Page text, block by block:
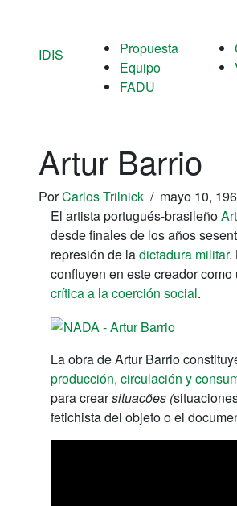
IDIS
Propuesta
Equipo
FADU
Artur Barrio
PorCarlos Trilnick / mayo 10,
El artista portugués-brasileño
desde finales de los años
represión de ladictadura militar.
confluyen en este creador
crítica a la coerción social.
La obra de Artur Barrio
producción, circulación y
para crearsituacões (
fetichista del objeto o el